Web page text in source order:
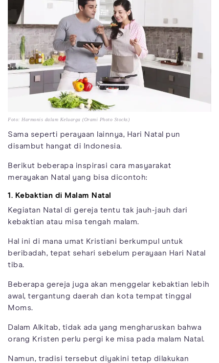
Foto: Harmonis dalam Keluarga (Orami Photo Stocks)
Sama seperti perayaan lainnya, Hari Natal pun
disambut hangat di Indonesia.
Berikut beberapa inspirasi cara masyarakat
merayakan Natal yang bisa dicontoh:
1. Kebaktian di Malam Natal
Kegiatan Natal di gereja tentu tak jauh-jauh dari
kebaktian atau misa tengah malam.
Hal ini di mana umat Kristiani berkumpul untuk
beribadah, tepat sehari sebelum perayaan Hari Natal
tiba.
Beberapa gereja juga akan menggelar kebaktian lebih
awal, tergantung daerah dan kota tempat tinggal
Moms.
Dalam Alkitab, tidak ada yang mengharuskan bahwa
orang Kristen perlu pergi ke misa pada malam Natal.
Namun, tradisi tersebut diyakini tetap dilakukan